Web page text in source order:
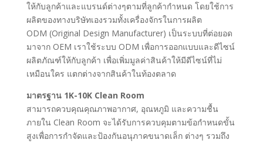
ให้กับลูกค้าและแบรนด์ต่างๆตามที่ลูกค้ากำหนด โดยใช้การ
ผลิตของทางบริษัทเองรวมทั้งเครื่องจักรในการผลิต
ODM (Original Design Manufacturer) เป็นระบบที่ต่อยอด
มาจาก OEM เราใช้ระบบ ODM เพื่อการออกแบบและดีไซน์
ผลิตภัณฑ์ให้กับลูกค้า เพื่อเพิ่มมูลค่าสินค้าให้มีดีไซน์ที่ไม่
เหมือนใคร แตกต่างจากสินค้าในท้องตลาด
มาตรฐาน 1K-10K Clean Room
สามารถควบคุณคุณภาพอากาศ, อุณหภูมิ และความชื้น
ภายใน Clean Room จะได้รับการควบคุมตามข้อกำหนดขั้น
สูงเพื่อการกำจัดและป้องกันอนุภาคขนาดเล็ก ต่างๆ รวมถึง